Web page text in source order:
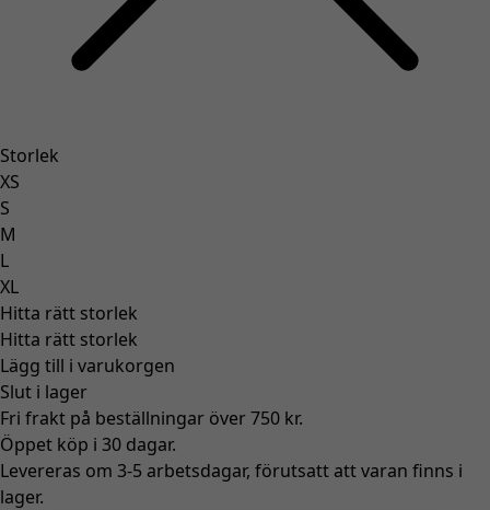
Storlek
XS
S
M
L
XL
Hitta rätt storlek
Hitta rätt storlek
Lägg till i varukorgen
Slut i lager
Fri frakt på beställningar över 750 kr.
Öppet köp i 30 dagar.
Levereras om 3-5 arbetsdagar, förutsatt att varan finns i
lager.